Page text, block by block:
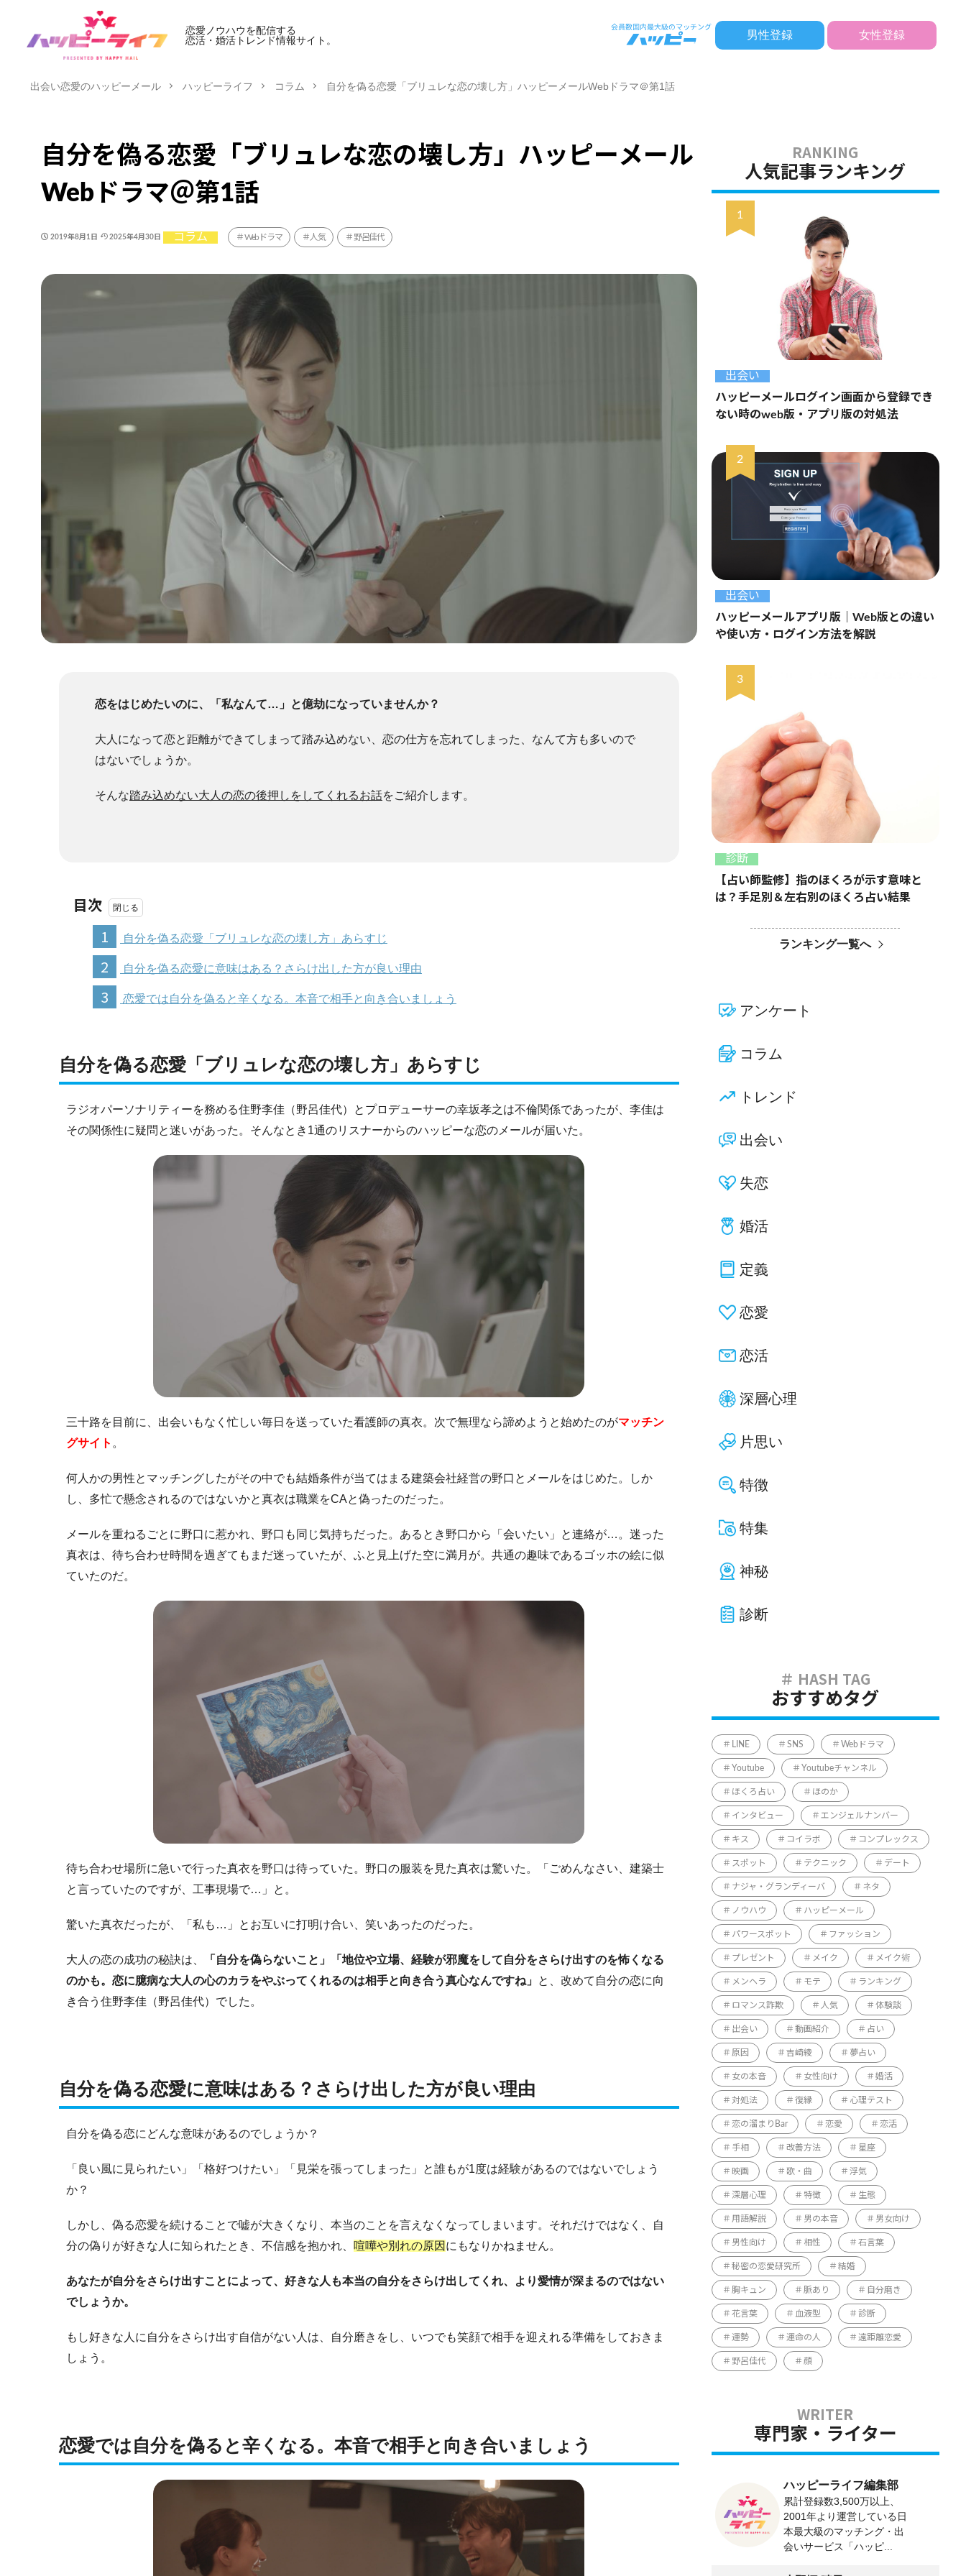
恋愛ノウハウを配信する
恋活・婚活トレンド情報サイト。
男性登録 女性登録
出会い恋愛のハッピーメール ハッピーライフ コラム 自分を偽る恋愛「ブリュレな恋の壊し方」ハッピーメールWebドラマ＠第1話
自分を偽る恋愛「ブリュレな恋の壊し方」ハッピーメール
Webドラマ＠第1話
2019年8月1日 2025年4月30日 コラム Webドラマ 人気 野呂佳代
恋をはじめたいのに、「私なんて…」と億劫になっていませんか？
大人になって恋と距離ができてしまって踏み込めない、恋の仕方を忘れてしまった、なんて方も多いので
はないでしょうか。
そんな踏み込めない大人の恋の後押しをしてくれるお話をご紹介します。
目次
1
自分を偽る恋愛「ブリュレな恋の壊し方」あらすじ
2 自分を偽る恋愛に意味はある？さらけ出した方が良い理由
3 恋愛では自分を偽ると辛くなる。本音で相手と向き合いましょう
自分を偽る恋愛「ブリュレな恋の壊し方」あらすじ
ラジオパーソナリティーを務める住野李佳（野呂佳代）とプロデューサーの幸坂孝之は不倫関係であったが、李佳は
その関係性に疑問と迷いがあった。そんなとき1通のリスナーからのハッピーな恋のメールが届いた。
三十路を目前に、出会いもなく忙しい毎日を送っていた看護師の真衣。次で無理なら諦めようと始めたのがマッチン
グサイト 。
何人かの男性とマッチングしたがその中でも結婚条件が当てはまる建築会社経営の野口とメールをはじめた。しか
し、多忙で懸念されるのではないかと真衣は職業をCAと偽ったのだった。
メールを重ねるごとに野口に惹かれ、野口も同じ気持ちだった。あるとき野口から「会いたい」と連絡が…。迷った
真衣は、待ち合わせ時間を過ぎてもまだ迷っていたが、ふと見上げた空に満月が。共通の趣味であるゴッホの絵に似
ていたのだ。
待ち合わせ場所に急いで行った真衣を野口は待っていた。野口の服装を見た真衣は驚いた。「ごめんなさい、建築士
と言っていたのですが、工事現場で…」と。
驚いた真衣だったが、「私も…」とお互いに打明け合い、笑いあったのだった。
大人の恋の成功の秘訣は、
「自分を偽らないこと」「地位や立場、経験が邪魔をして自分をさらけ出すのを怖くなる
のかも。恋に臆病な大人の心のカラをやぶってくれるのは相手と向き合う真心なんですね」 と、改めて自分の恋に向
き合う住野李佳（野呂佳代）でした。
自分を偽る恋愛に意味はある？さらけ出した方が良い理由
自分を偽る恋にどんな意味があるのでしょうか？
「良い風に見られたい」「格好つけたい」「見栄を張ってしまった」と誰もが1度は経験があるのではないでしょう
か？
しかし、偽る恋愛を続けることで嘘が大きくなり、本当のことを言えなくなってしまいます。それだけではなく、自
分の偽りが好きな人に知られたとき、不信感を抱かれ、 喧嘩や別れの原因 にもなりかねません。
あなたが自分をさらけ出すことによって、好きな人も本当の自分をさらけ出してくれ、より愛情が深まるのではない
でしょうか。
もし好きな人に自分をさらけ出す自信がない人は、自分磨きをし、いつでも笑顔で相手を迎えれる準備をしておきま
しょう。
恋愛では自分を偽ると辛くなる。本音で相手と向き合いましょう
人気記事ランキング
出会い
ハッピーメールログイン画面から登録でき
ない時のweb版・アプリ版の対処法
出会い
ハッピーメールアプリ版｜Web版との違い
や使い方・ログイン方法を解説
診断
【占い師監修】指のほくろが示す意味と
は？手足別＆左右別のほくろ占い結果
ランキング一覧へ
アンケート
コラム
トレンド
出会い
失恋
婚活
定義
恋愛
恋活
深層心理
片思い
特徴
特集
神秘
診断
おすすめタグ
LINE SNS Webドラマ
Youtube Youtubeチャンネル
ほくろ占い ほのか
インタビュー エンジェルナンバー
キス コイラボ コンプレックス
スポット テクニック デート
ナジャ・グランディーバ ネタ
ノウハウ ハッピーメール
パワースポット ファッション
プレゼント メイク メイク術
メンヘラ モテ ランキング
ロマンス詐欺 人気 体験談
出会い 動画紹介 占い
原因 吉崎綾 夢占い
女の本音 女性向け 婚活
対処法 復縁 心理テスト
恋の溜まりBar 恋愛 恋活
手相 改善方法 星座
映画 歌・曲 浮気
深層心理 特徴 生態
用語解説 男の本音 男女向け
男性向け 相性 石言葉
秘密の恋愛研究所 結婚
胸キュン 脈あり 自分磨き
花言葉 血液型 診断
運勢 運命の人 遠距離恋愛
野呂佳代 顔
専門家・ライター
ハッピーライフ編集部
累計登録数3,500万以上、
2001年より運営している日
本最大級のマッチング・出
会いサービス「ハッピ...